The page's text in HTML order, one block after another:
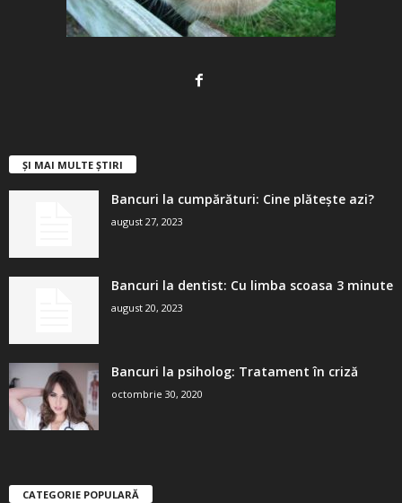
ȘI MAI MULTE ȘTIRI
Bancuri la cumpărături: Cine plătește azi?
august 27, 2023
Bancuri la dentist: Cu limba scoasa 3 minute
august 20, 2023
Bancuri la psiholog: Tratament în criză
octombrie 30, 2020
CATEGORIE POPULARĂ